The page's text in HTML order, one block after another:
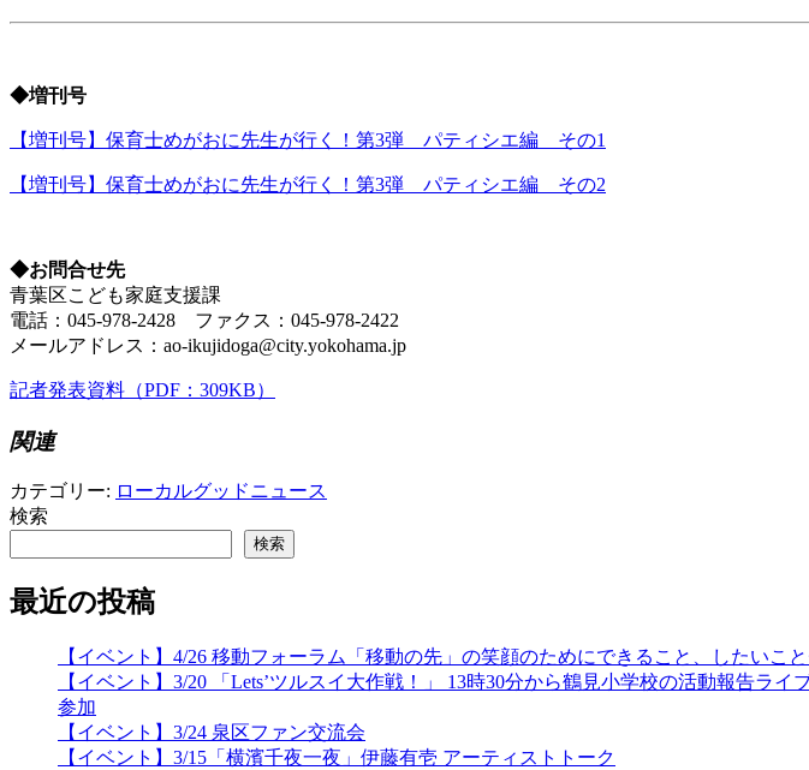
◆増刊号
【増刊号】保育士めがおに先生が行く！第3弾 パティシエ編 その1
【増刊号】保育士めがおに先生が行く！第3弾 パティシエ編 その2
◆お問合せ先
青葉区こども家庭支援課
電話：045-978-2428 ファクス：045-978-2422
メールアドレス：ao-ikujidoga@city.yokohama.jp
記者発表資料（PDF：309KB）
関連
カテゴリー: ローカルグッドニュース
検索
検索
最近の投稿
【イベント】4/26 移動フォーラム「移動の先」の笑顔のためにできること、したいこ
【イベント】3/20 「Lets’ツルスイ大作戦！」 13時30分から鶴見小学校の活動報告ラ
参加
【イベント】3/24 泉区ファン交流会
【イベント】3/15「横濱千夜一夜」伊藤有壱 アーティストトーク